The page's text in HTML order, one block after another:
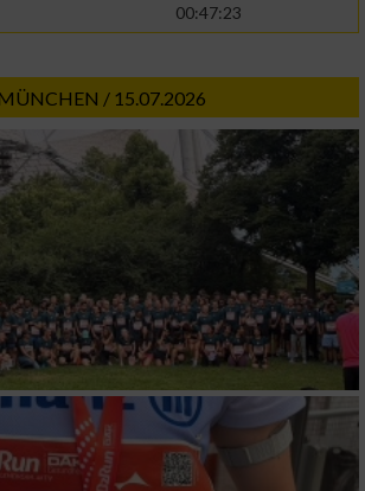
00:47:23
/ 15.07.2026